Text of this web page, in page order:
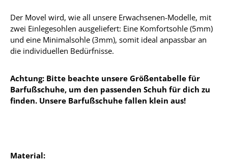
Der Movel wird, wie all unsere Erwachsenen-Modelle, mit
zwei Einlegesohlen ausgeliefert: Eine Komfortsohle (5mm)
und eine Minimalsohle (3mm), somit ideal anpassbar an
die individuellen Bedürfnisse.
Achtung: Bitte beachte unsere Größentabelle für
Barfußschuhe, um den passenden Schuh für dich zu
finden. Unsere Barfußschuhe fallen klein aus!
Material: